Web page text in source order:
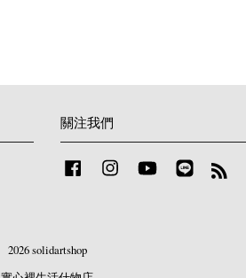
關注我們
Facebook Instagram YouTube Line
2026 solidartshop